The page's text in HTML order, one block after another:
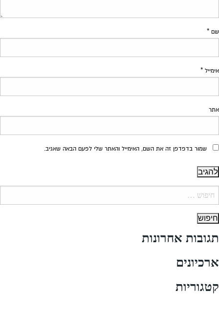
שם *
אימייל *
אתר
שמור בדפדפן זה את השם, האימייל והאתר שלי לפעם הבאה שאגיב.
תגובות אחרונות
ארכיונים
קטגוריות